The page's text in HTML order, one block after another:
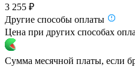
3 255 ₽
Другие способы оплаты
Цена при других способах
Сумма месячной платы, если